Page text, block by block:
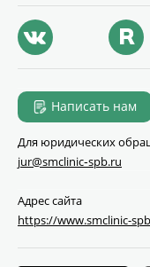
Написать нам
Для юридических
jur@smclinic‑spb.ru
Адрес сайта
https://www.smclinic-